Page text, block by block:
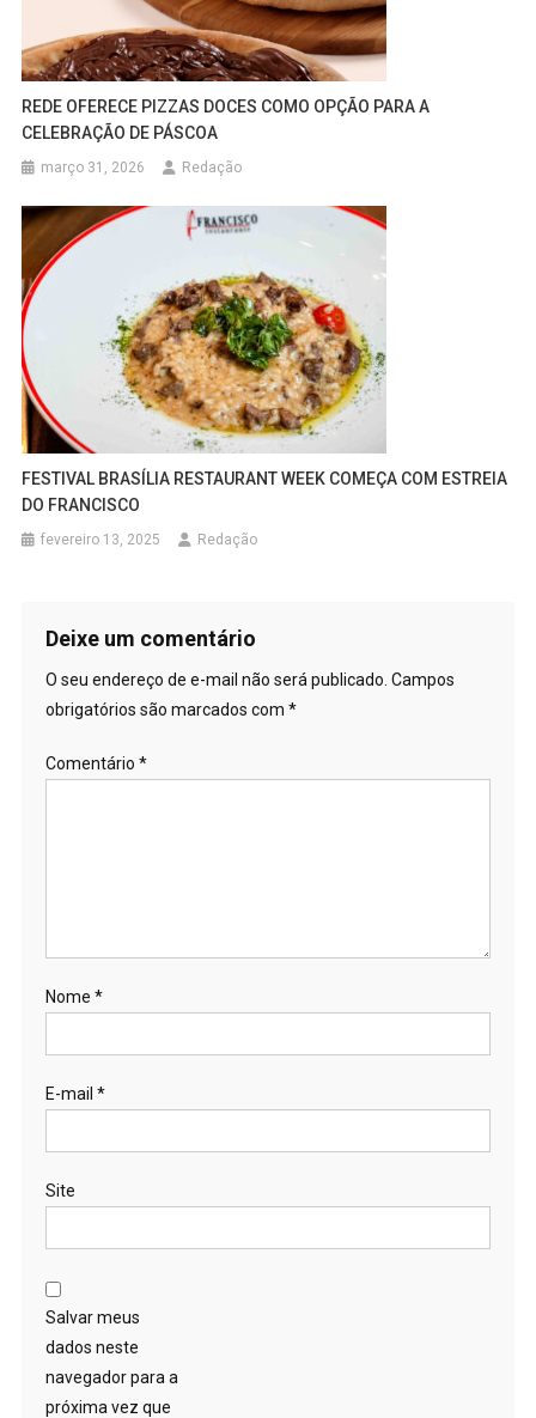
REDE OFERECE PIZZAS DOCES COMO OPÇÃO PARA A
CELEBRAÇÃO DE PÁSCOA
março 31, 2026 Redação
FESTIVAL BRASÍLIA RESTAURANT WEEK COMEÇA COM ESTREIA
DO FRANCISCO
fevereiro 13, 2025 Redação
Deixe um comentário
O seu endereço de e-mail não será publicado. Campos
obrigatórios são marcados com *
Comentário *
Nome *
E-mail *
Site
Salvar meus
dados neste
navegador para a
próxima vez que